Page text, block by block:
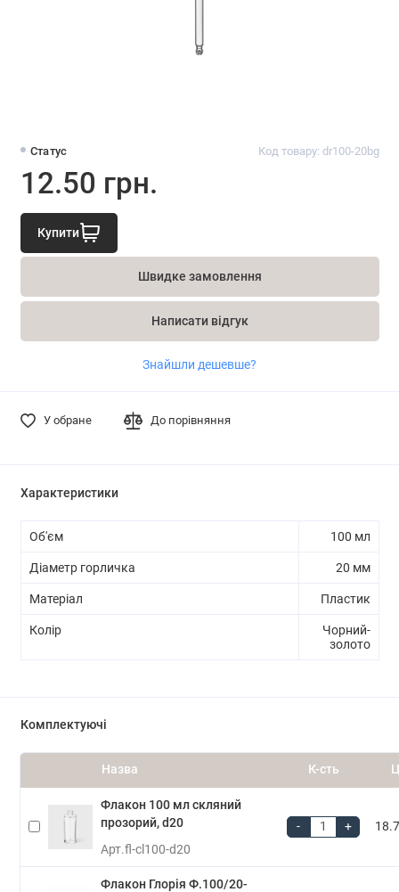
Статус Код товару: dr100-20bg
12.50 грн.
Купити
Швидке замовлення
Написати відгук
Знайшли дешевше?
У обране До порівняння
Характеристики
Об'єм 100 мл
Діаметр горличка 20 мм
Матеріал Пластик
Колір
Чорний-
золото
Комплектуючі
Назва К-сть
Флакон 100 мл скляний
прозорий, d20
Арт.fl-cl100-d20
- +
Флакон Глорія Ф.100/20-